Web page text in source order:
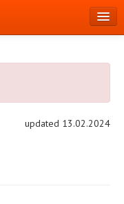
updated 13.02.2024